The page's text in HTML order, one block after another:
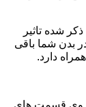
شده تاثیر
بدن شما باقی
دارد.
روی قسمت های